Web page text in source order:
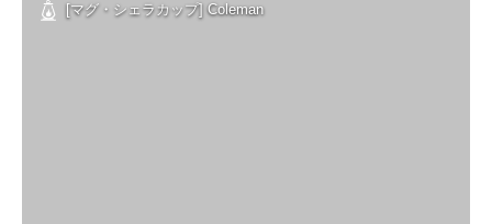
[マグ・シェラカップ] Coleman